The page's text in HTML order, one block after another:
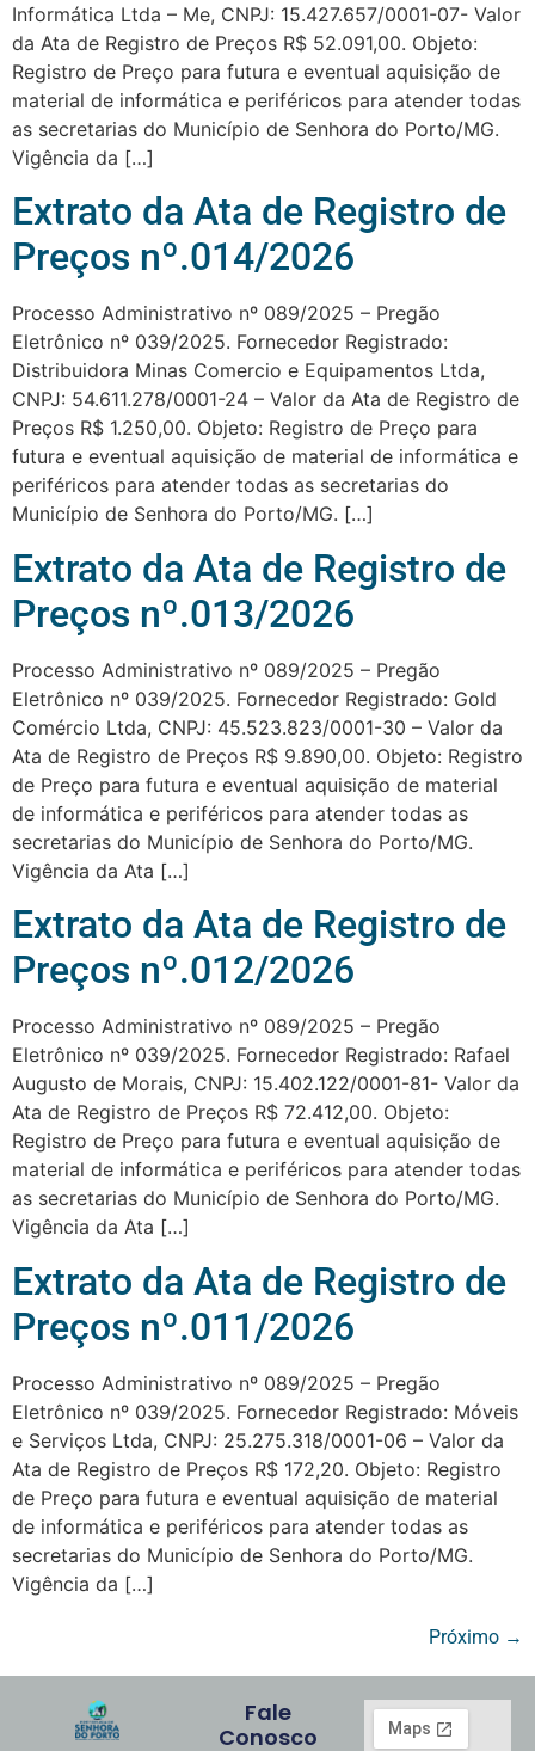
Informática Ltda – Me, CNPJ: 15.427.657/0001-07- Valor
da Ata de Registro de Preços R$ 52.091,00. Objeto:
Registro de Preço para futura e eventual aquisição de
material de informática e periféricos para atender todas
as secretarias do Município de Senhora do Porto/MG.
Vigência da […]
Extrato da Ata de Registro de
Preços nº.014/2026
Processo Administrativo nº 089/2025 – Pregão
Eletrônico nº 039/2025. Fornecedor Registrado:
Distribuidora Minas Comercio e Equipamentos Ltda,
CNPJ: 54.611.278/0001-24 – Valor da Ata de Registro de
Preços R$ 1.250,00. Objeto: Registro de Preço para
futura e eventual aquisição de material de informática e
periféricos para atender todas as secretarias do
Município de Senhora do Porto/MG. […]
Extrato da Ata de Registro de
Preços nº.013/2026
Processo Administrativo nº 089/2025 – Pregão
Eletrônico nº 039/2025. Fornecedor Registrado: Gold
Comércio Ltda, CNPJ: 45.523.823/0001-30 – Valor da
Ata de Registro de Preços R$ 9.890,00. Objeto: Registro
de Preço para futura e eventual aquisição de material
de informática e periféricos para atender todas as
secretarias do Município de Senhora do Porto/MG.
Vigência da Ata […]
Extrato da Ata de Registro de
Preços nº.012/2026
Processo Administrativo nº 089/2025 – Pregão
Eletrônico nº 039/2025. Fornecedor Registrado: Rafael
Augusto de Morais, CNPJ: 15.402.122/0001-81- Valor da
Ata de Registro de Preços R$ 72.412,00. Objeto:
Registro de Preço para futura e eventual aquisição de
material de informática e periféricos para atender todas
as secretarias do Município de Senhora do Porto/MG.
Vigência da Ata […]
Extrato da Ata de Registro de
Preços nº.011/2026
Processo Administrativo nº 089/2025 – Pregão
Eletrônico nº 039/2025. Fornecedor Registrado: Móveis
e Serviços Ltda, CNPJ: 25.275.318/0001-06 – Valor da
Ata de Registro de Preços R$ 172,20. Objeto: Registro
de Preço para futura e eventual aquisição de material
de informática e periféricos para atender todas as
secretarias do Município de Senhora do Porto/MG.
Vigência da […]
Próximo →
Fale
Conosco